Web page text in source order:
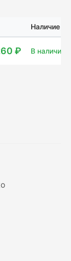
Наличие
₽ В наличии: